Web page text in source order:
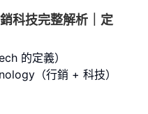
科技完整解析｜定
的定義）
（行銷 + 科技）